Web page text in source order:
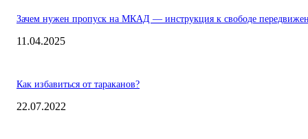
Зачем нужен пропуск на МКАД — инструкция к свободе
11.04.2025
Как избавиться от тараканов?
22.07.2022